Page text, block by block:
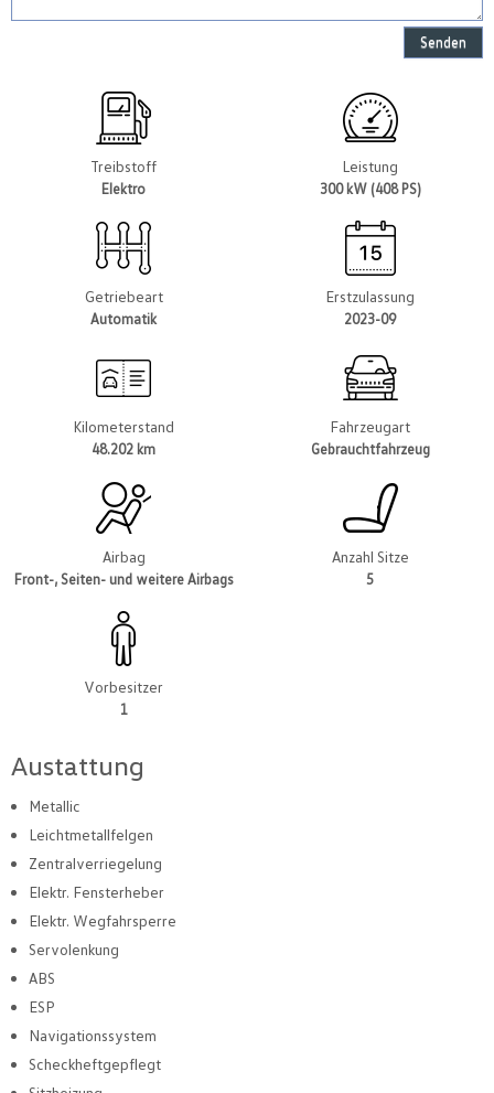
Senden
Treibstoff
Elektro
Leistung
300 kW (408 PS)
Getriebeart
Automatik
Erstzulassung
2023-09
Kilometerstand
48.202 km
Fahrzeugart
Gebrauchtfahrzeug
Airbag
Front-, Seiten- und weitere Airbags
Anzahl Sitze
5
Vorbesitzer
1
Austattung
Metallic
Leichtmetallfelgen
Zentralverriegelung
Elektr. Fensterheber
Elektr. Wegfahrsperre
Servolenkung
ABS
ESP
Navigationssystem
Scheckheftgepflegt